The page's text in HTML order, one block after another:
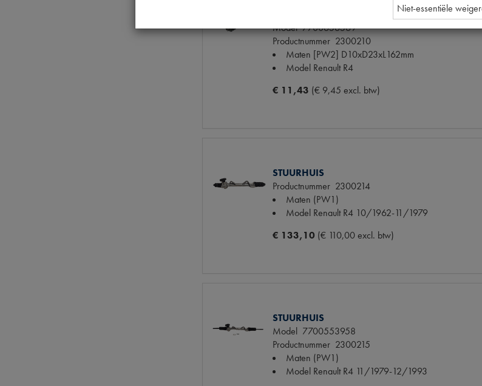
STUURHUISHOES HARMONICA
Model7700656569
Productnummer 2300210
Maten [PW2] D10xD23xL162mm
Model Renault R4
€ 11,43 (€ 9,45 excl. btw)
STUURHUIS
Productnummer 2300214
Maten (PW1)
Model Renault R4 10/1962-11/1979
€ 133,10 (€ 110,00 excl. btw)
STUURHUIS
Model 7700553958
Productnummer 2300215
Maten (PW1)
Model Renault R4 11/1979-12/1993
Niet-essentiële